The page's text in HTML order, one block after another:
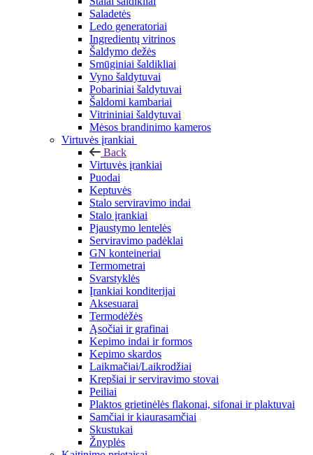
Saladetės
Ledo generatoriai
Ingredientų vitrinos
Šaldymo dežės
Smūginiai šaldikliai
Vyno šaldytuvai
Pobariniai šaldytuvai
Šaldomi kambariai
Vitrininiai šaldytuvai
Mėsos brandinimo kameros
Virtuvės įrankiai
Back
Virtuvės įrankiai
Puodai
Keptuvės
Stalo serviravimo indai
Stalo įrankiai
Pjaustymo lentelės
Serviravimo padėklai
GN konteineriai
Termometrai
Svarstyklės
Įrankiai konditerijai
Aksesuarai
Termodėžės
Ąsočiai ir grafinai
Kepimo indai ir formos
Kepimo skardos
Laikmačiai/Laikrodžiai
Krepšiai ir serviravimo stovai
Peiliai
Plaktos grietinėlės flakonai, sifonai ir plaktuvai
Samčiai ir kiaurasamčiai
Skustukai
Žnyplės